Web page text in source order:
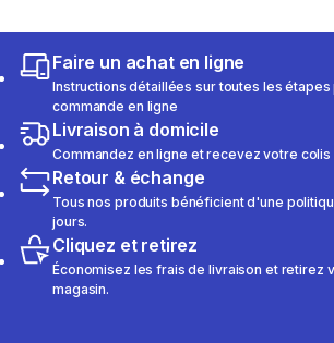
Faire un achat en ligne
Instructions détaillées sur toutes les étapes
commande en ligne
Livraison à domicile
Commandez en ligne et recevez votre colis
Retour & échange
Tous nos produits bénéficient d'une
jours.
Cliquez et retirez
Économisez les frais de livraison et retirez
magasin.